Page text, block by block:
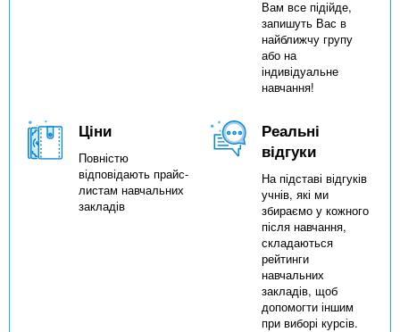
Вам все підійде,
запишуть Вас в
найближчу групу
або на
індивідуальне
навчання!
Ціни
Повністю
відповідають прайс-
листам навчальних
закладів
Реальні
відгуки
На підставі відгуків
учнів, які ми
збираємо у кожного
після навчання,
складаються
рейтинги
навчальних
закладів, щоб
допомогти іншим
при виборі курсів.